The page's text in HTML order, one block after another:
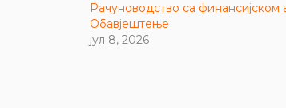
Рачуноводство са финансијском
Обавјештење
јул 8, 2026